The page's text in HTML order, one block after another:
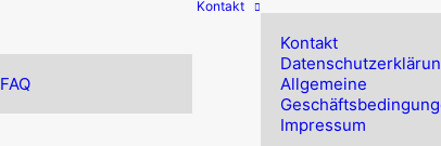
FAQ
Kontakt
Kontakt
Allgemeine
Impressum